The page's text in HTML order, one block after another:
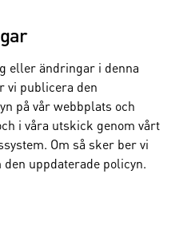
eller ändringar i denna
vi publicera den
på vår webbplats och
i våra utskick genom vårt
Om så sker ber vi
uppdaterade policyn.